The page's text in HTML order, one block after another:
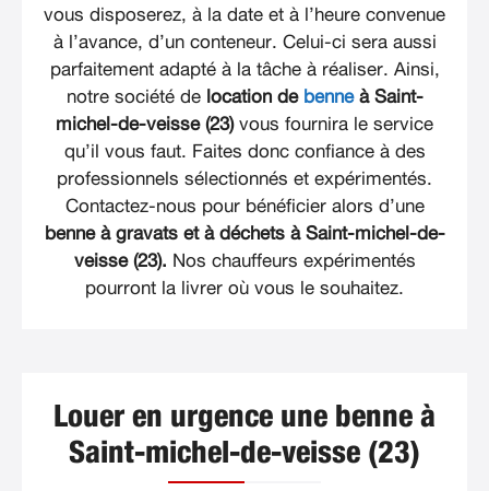
vous disposerez, à la date et à l’heure convenue
à l’avance, d’un conteneur. Celui-ci sera aussi
parfaitement adapté à la tâche à réaliser. Ainsi,
notre société de location de benneà Saint-
michel-de-veisse (23)vous fournira le service
qu’il vous faut. Faites donc confiance à des
professionnels sélectionnés et expérimentés.
Contactez-nous pour bénéficier alors d’une
benne à gravats et à déchets à Saint-michel-de-
veisse (23). Nos chauffeurs expérimentés
pourront la livrer où vous le souhaitez.
Louer en urgence une benne à
Saint-michel-de-veisse (23)